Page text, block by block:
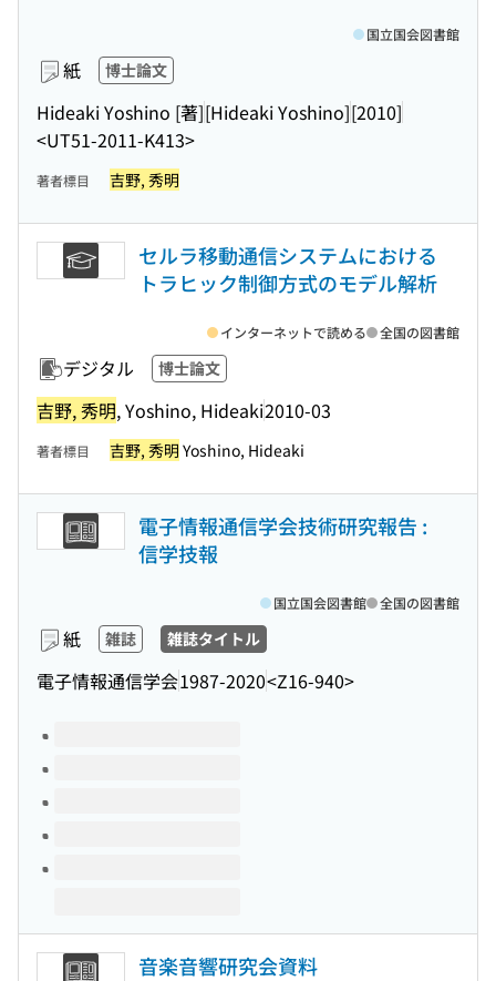
紙 博士論文
Hideaki Yoshino [著][Hideaki Yoshino][2010]
<UT51-2011-K413>
国立国会図書館
著者標目 吉野, 秀明
セルラ移動通信システムにおける
トラヒック制御方式のモデル解析
デジタル 博士論文
吉野, 秀明, Yoshino, Hideaki2010-03
インターネットで読める 全国の図書館
著者標目 吉野, 秀明 Yoshino, Hideaki
電子情報通信学会技術研究報告 :
信学技報
紙 雑誌 雑誌タイトル
電子情報通信学会1987-2020<Z16-940>
国立国会図書館 全国の図書館
このタイトルの巻号
音楽音響研究会資料